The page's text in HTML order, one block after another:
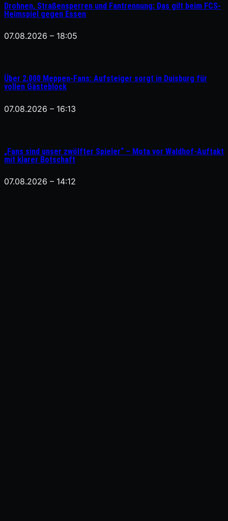
Drohnen, Straßensperren und Fantrennung: Das gilt beim FCS-
Heimspiel gegen Essen
07.08.2026 – 18:05
Über 2.000 Meppen-Fans: Aufsteiger sorgt in Duisburg für
vollen Gästeblock
07.08.2026 – 16:13
„Fans sind unser zwölfter Spieler“ – Mota vor Waldhof-Auftakt
mit klarer Botschaft
07.08.2026 – 14:12